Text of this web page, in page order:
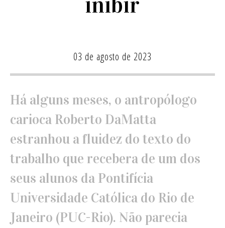
03 de agosto de 2023
Há alguns meses, o antropólogo
carioca Roberto DaMatta
estranhou a fluidez do texto do
trabalho que recebera de um dos
seus alunos da Pontifícia
Universidade Católica do Rio de
Janeiro (PUC-Rio). Não parecia